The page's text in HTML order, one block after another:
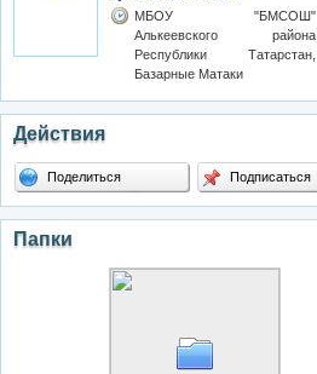
МБОУ "БМСОШ"
Алькеевского района
Республики Татарстан,
Базарные Матаки
Действия
Поделиться Подписаться
Папки